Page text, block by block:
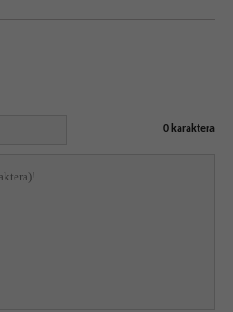
0 karaktera